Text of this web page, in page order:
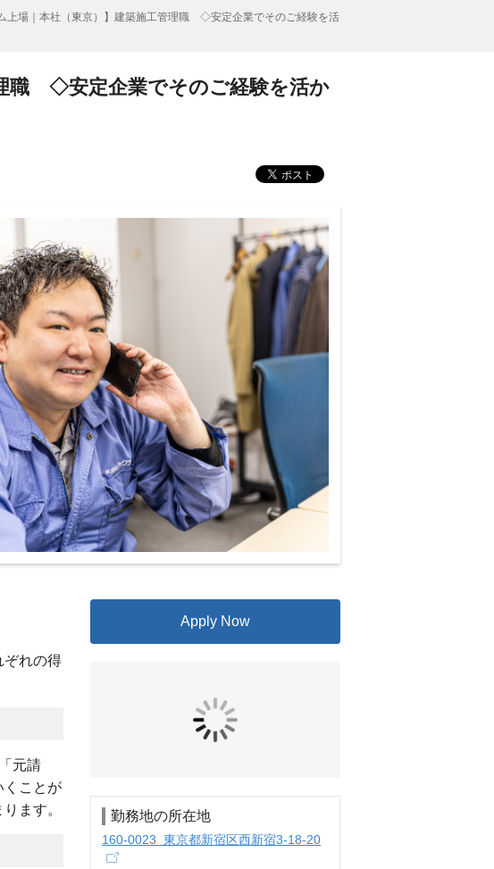
ム上場｜本社（東京）】建築施工管理職 ◇安定企業でそのご経験を活
職 ◇安定企業でそのご経験を活か
ぞれの得
元請
くことが
ます。
Apply Now
勤務地の所在地
160-0023 東京都新宿区西新宿3-18-20